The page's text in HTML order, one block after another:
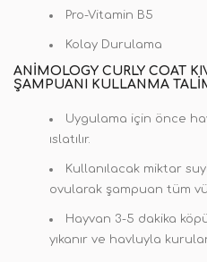
Pro-Vitamin B5
Kolay Durulama
ANIMOLOGY CURLY COAT
ŞAMPUANI KULLANMA
Uygulama için önce
ıslatılır.
Kullanılacak miktar
ovularak şampuan tüm
Hayvan 3-5 dakika
yıkanır ve havluyla